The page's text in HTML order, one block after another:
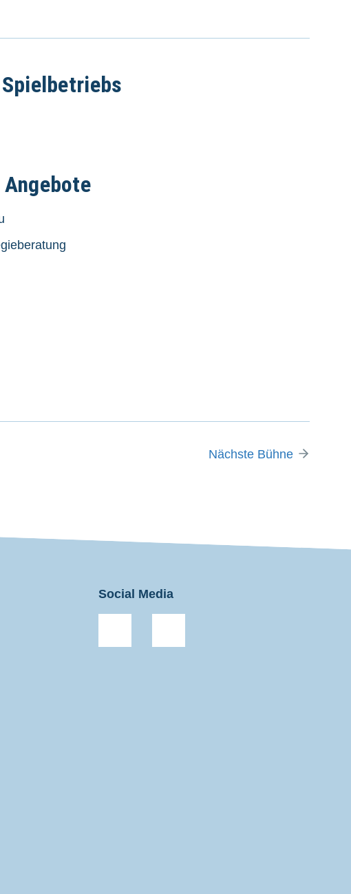
Nächste Bühne
Social Media